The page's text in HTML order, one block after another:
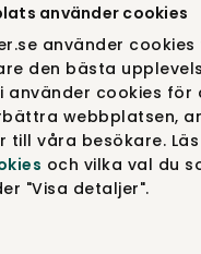
använder cookies
använder
den bästa
använder cookies för
webbplatsen,
till våra besökare.
och vilka val du
"Visa detaljer".
Beige
Bouclé Beige
Twist Granite